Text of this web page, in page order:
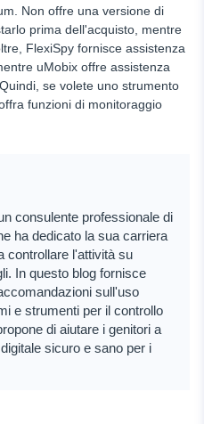
Non offre una versione di
prima dell'acquisto, mentre
FlexiSpy fornisce assistenza
uMobix offre assistenza
se volete uno strumento
funzioni di monitoraggio
consulente professionale di
ha dedicato la sua carriera
controllare l'attività su
In questo blog fornisce
sull'uso
e strumenti per il controllo
di aiutare i genitori a
sicuro e sano per i